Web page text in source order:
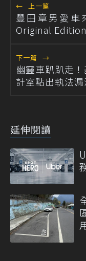
← 上一篇
豐田章男愛車
Original
下一篇 →
幽靈車趴趴走
計室點出執法漏
延伸閱讀